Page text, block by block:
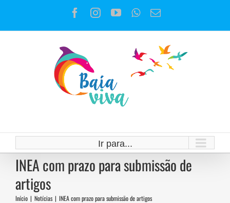
o
Facebook
Instagram
YouTubeWhatsApp
E-
Ir para...
INEA com prazo para submissão de
artigos
Início | Notícias | INEA com prazo para submissão de artigos